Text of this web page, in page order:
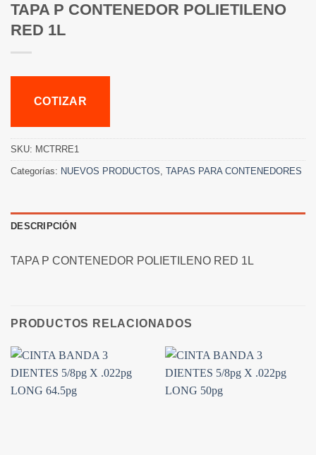
TAPA P CONTENEDOR POLIETILENO
RED 1L
COTIZAR
SKU: MCTRRE1
Categorías: NUEVOS PRODUCTOS, TAPAS PARA CONTENEDORES
DESCRIPCIÓN
TAPA P CONTENEDOR POLIETILENO RED 1L
PRODUCTOS RELACIONADOS